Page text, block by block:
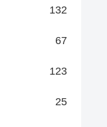
132
67
123
25